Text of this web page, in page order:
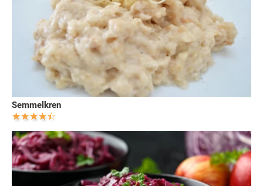
Semmelkren